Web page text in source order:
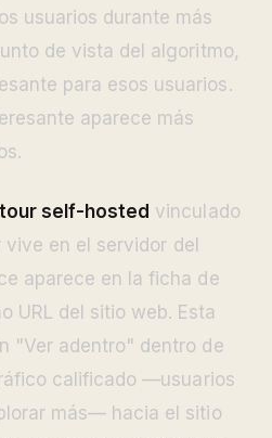
usuarios durante más
de vista del algoritmo,
para esos usuarios.
aparece más
tour self-hosted vinculado
en el servidor del
aparece en la ficha de
URL del sitio web. Esta
"Ver adentro" dentro de
calificado —usuarios
más— hacia el sitio